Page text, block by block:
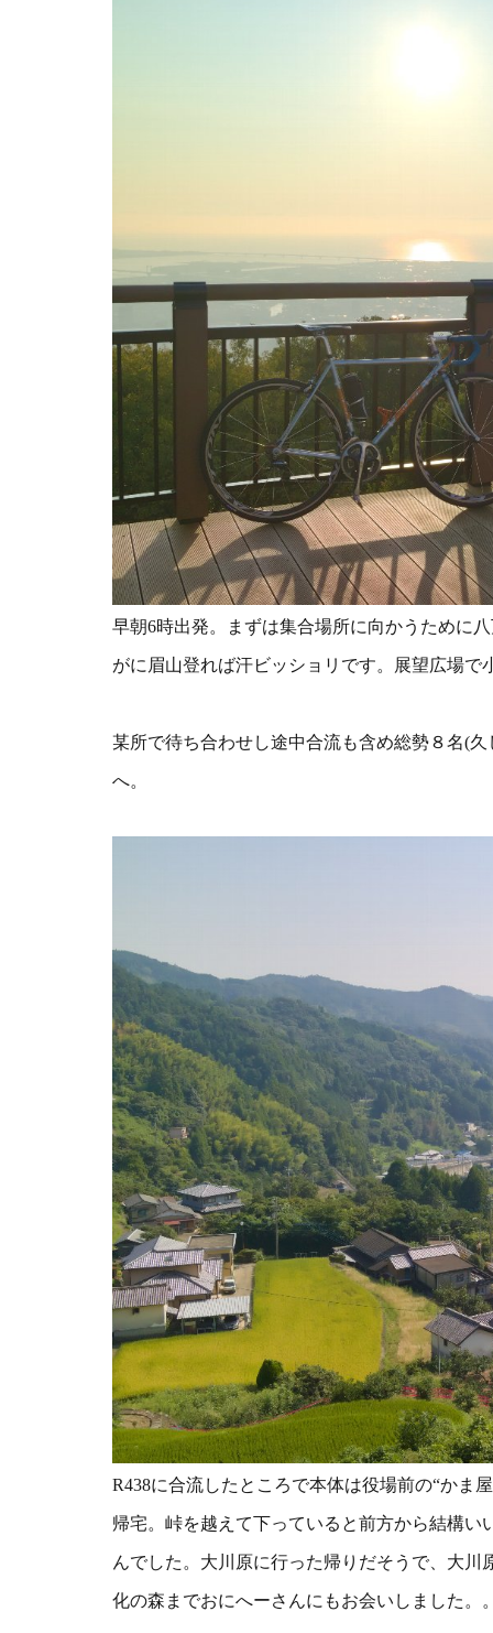
早朝6時出発。まずは集合場所に向かうために
がに眉山登れば汗ビッショリです。展望広場
某所で待ち合わせし途中合流も含め総勢８名(
へ。
R438に合流したところで本体は役場前の“かま
帰宅。峠を越えて下っていると前方から結構い
んでした。大川原に行った帰りだそうで、大
化の森までおにへーさんにもお会いしました。